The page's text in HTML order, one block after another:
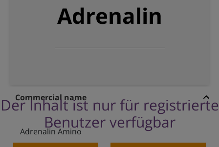
Adrenalin
Der Inhalt ist nur für registrierte
Benutzer verfügbar
Commercial name
Adrenalin Amino